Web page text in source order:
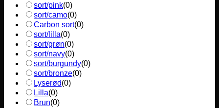
sort/pink(0)
sort/camo(0)
Carbon sort(0)
sort/lilla(0)
sort/grøn(0)
sort/navy(0)
sort/burgundy(0)
sort/bronze(0)
Lyserød(0)
Lilla(0)
Brun(0)